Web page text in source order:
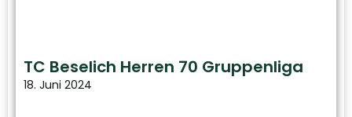
TC Beselich Herren 70 Gruppenliga
18. Juni 2024